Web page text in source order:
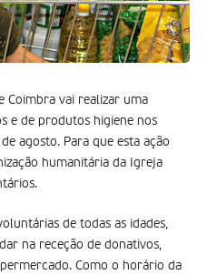
Coimbra vai realizar uma
e de produtos higiene nos
agosto. Para que esta ação
humanitária da Igreja
de todas as idades,
na receção de donativos,
Como o horário da